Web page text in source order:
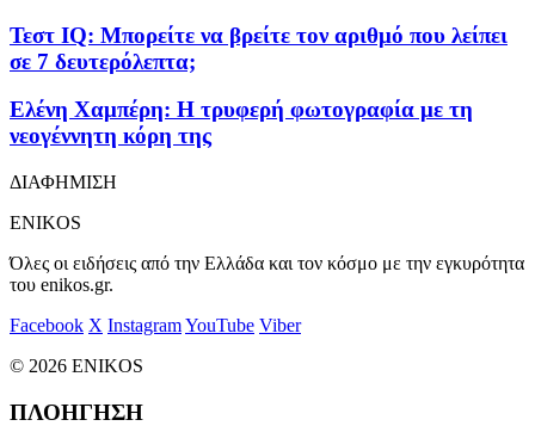
Τεστ IQ: Mπορείτε να βρείτε τον αριθμό που λείπει
σε 7 δευτερόλεπτα;
Ελένη Χαμπέρη: Η τρυφερή φωτογραφία με τη
νεογέννητη κόρη της
ΔΙΑΦΗΜΙΣΗ
ENIKOS
Όλες οι ειδήσεις από την Ελλάδα και τον κόσμο με την εγκυρότητα
του enikos.gr.
Facebook X InstagramYouTube Viber
© 2026 ENIKOS
ΠΛΟΗΓΗΣΗ